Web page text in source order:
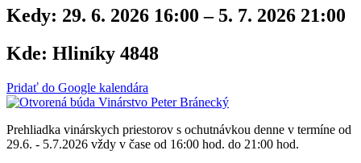
Kedy: 29. 6. 2026 16:00 – 5. 7. 2026 21:00
Kde: Hliníky 4848
Pridať do Google kalendára
Prehliadka vinárskych priestorov s ochutnávkou denne v termíne od
29.6. - 5.7.2026 vždy v čase od 16:00 hod. do 21:00 hod.